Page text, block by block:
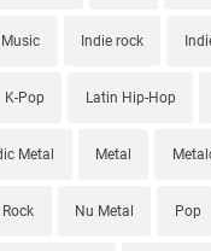
Indie rock
K-Pop Latin Hip-Hop
Metal Metal
Nu Metal Pop